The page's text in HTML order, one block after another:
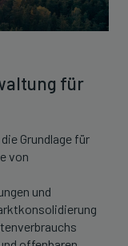
für
Grundlage für
von
und